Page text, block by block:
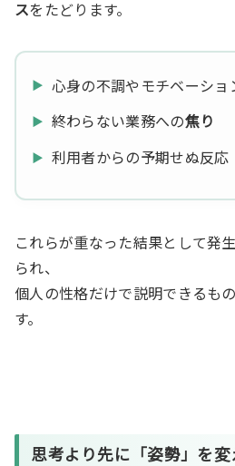
スをたどります。
心身の不調やモチベーショ
終わらない業務への焦り
利用者からの予期せぬ反応
これらが重なった結果として発
られ、
個人の性格だけで説明できるも
す。
思考より先に「姿勢」を変